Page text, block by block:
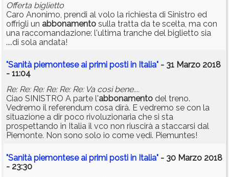
Offerta biglietto
Caro Anonimo, prendi al volo la richiesta di Sinistro ed
offrigli un abbonamento sulla tratta da te scelta, ma con
una raccomandazione: l'ultima tranche del biglietto sia
....di sola andata!
"Sanità piemontese ai primi posti in Italia" - 31 Marzo 2018
- 11:04
Re: Re: Re: Re: Re: Re: Va così bene....
Ciao SINISTRO A parte l'abbonamento del treno.
Vedremo il referendum cosa dirà. E vedremo se con la
situazione a dir poco rivoluzionaria che si sta
prospettando in Italia il vco non riuscirà a staccarsi dal
Piemonte. Non sono solo io come vedi. Piemuntes!
"Sanità piemontese ai primi posti in Italia" - 30 Marzo 2018
- 23:30